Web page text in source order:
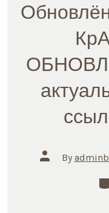
Post
author
By